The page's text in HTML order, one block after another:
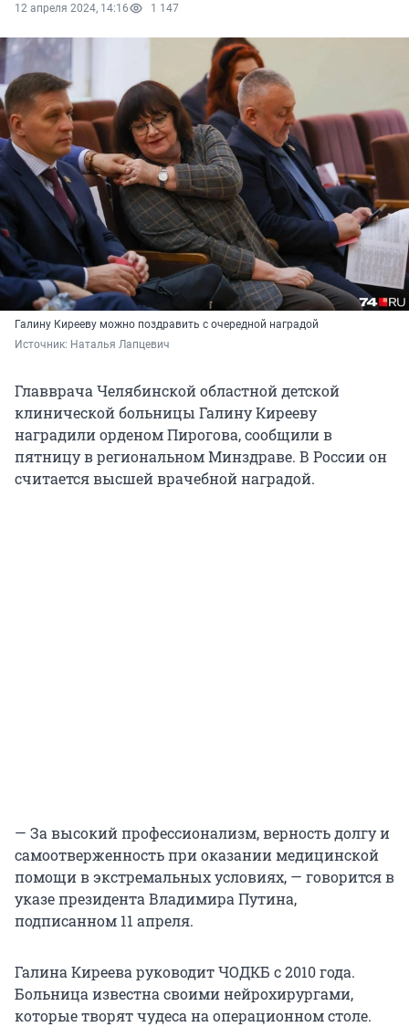
12 апреля 2024, 14:16 1 147
Галину Кирееву можно поздравить с очередной наградой
Источник: Наталья Лапцевич
Главврача Челябинской областной детской
клинической больницы Галину Кирееву
наградили орденом Пирогова, сообщили в
пятницу в региональном Минздраве. В России он
считается высшей врачебной наградой.
— За высокий профессионализм, верность долгу и
самоотверженность при оказании медицинской
помощи в экстремальных условиях, — говорится в
указе президента Владимира Путина,
подписанном 11 апреля.
Галина Киреева руководит ЧОДКБ с 2010 года.
Больница известна своими нейрохирургами,
которые творят чудеса на операционном столе.